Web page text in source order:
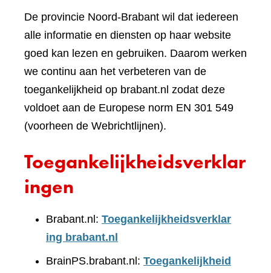
De provincie Noord-Brabant wil dat iedereen
alle informatie en diensten op haar website
goed kan lezen en gebruiken. Daarom werken
we continu aan het verbeteren van de
toegankelijkheid op brabant.nl zodat deze
voldoet aan de Europese norm EN 301 549
(voorheen de Webrichtlijnen).
Toegankelijkheidsverklar
ingen
Brabant.nl: Toegankelijkheidsverklar
ing brabant.nl
BrainPS.brabant.nl: Toegankelijkheid